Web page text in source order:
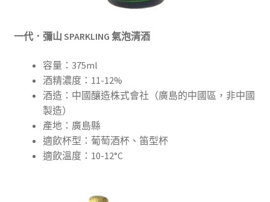
一代．彌山 SPARKLING 氣泡清酒
容量：375ml
酒精濃度：11-12%
酒造：中國釀造株式會社（廣島的中國區，非中國
製造）
產地：廣島縣
適飲杯型：葡萄酒杯、笛型杯
適飲溫度：10-12°C